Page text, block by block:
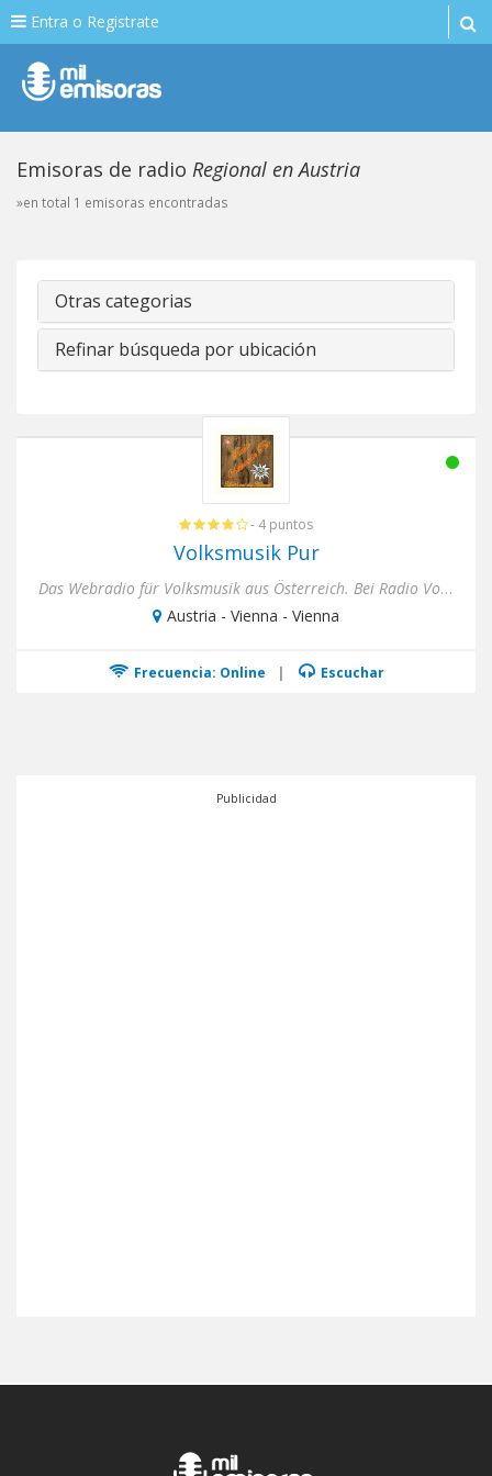
Entra o Registrate
Emisoras de radio Regional en Austria
»en total 1 emisoras encontradas
Otras categorias
Refinar búsqueda por ubicación
- 4 puntos
Volksmusik Pur
Das Webradio für Volksmusik aus Österreich. Bei Radio Volksmusik Pur hört man ununterbrochen die schönsten Kläng...
Austria - Vienna - Vienna
Frecuencia: Online | Escuchar
Publicidad